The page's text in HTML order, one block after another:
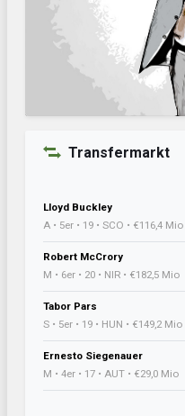
Transfermarkt
Lloyd Buckley
A • 5er • 19 • SCO • €116,4 Mio
Robert McCrory
M • 6er • 20 • NIR • €182,5 Mio
Tabor Pars
S • 5er • 19 • HUN • €149,2 Mio
Ernesto Siegenauer
M • 4er • 17 • AUT • €29,0 Mio